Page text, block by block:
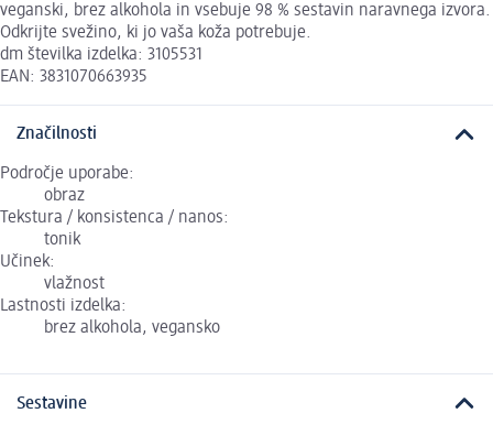
veganski, brez alkohola in vsebuje 98 % sestavin naravnega izvora.
Odkrijte svežino, ki jo vaša koža potrebuje.
dm številka izdelka: 3105531
EAN: 3831070663935
Značilnosti
Področje uporabe:
obraz
Tekstura / konsistenca / nanos:
tonik
Učinek:
vlažnost
Lastnosti izdelka:
brez alkohola, vegansko
Sestavine